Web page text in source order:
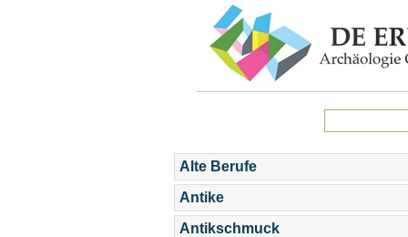
Alte Berufe
Antike
Antikschmuck